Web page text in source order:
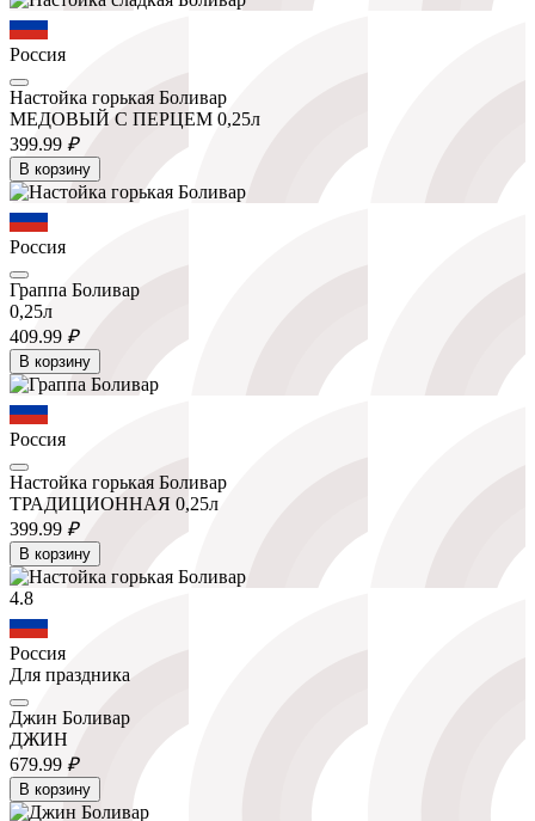
Россия
Настойка горькая Боливар
МЕДОВЫЙ С ПЕРЦЕМ 0,25л
399.99 ₽
В корзину
Россия
Граппа Боливар
0,25л
409.99 ₽
В корзину
Россия
Настойка горькая Боливар
ТРАДИЦИОННАЯ 0,25л
399.99 ₽
В корзину
4.8
Россия
Для праздника
Джин Боливар
ДЖИН
679.99 ₽
В корзину